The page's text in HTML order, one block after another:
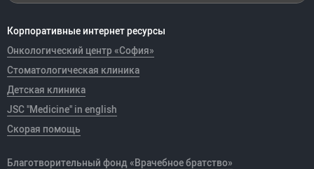
Корпоративные интернет ресурсы
Онкологический центр «София»
Стоматологическая клиника
Детская клиника
JSC "Medicine" in english
Скорая помощь
Благотворительный фонд «Врачебное братство»